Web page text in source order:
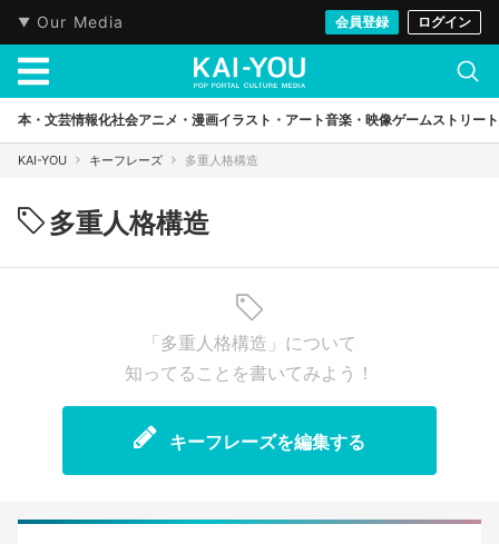
Our Media 会員登録 ログイン
本・文芸情報化社会アニメ・漫画イラスト・アート音楽・映像ゲームストリート
KAI-YOU キーフレーズ 多重人格構造
多重人格構造
「多重人格構造」について
知ってることを書いてみよう！
キーフレーズを編集する